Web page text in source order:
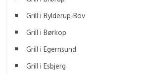
Grill i Bylderup-Bov
Grill i Børkop
Grill i Egernsund
Grill i Esbjerg